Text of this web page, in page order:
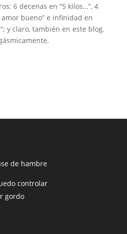
6 decenas en “5 kilos…”, 4
bueno” e infinidad en
y claro, también en este blog.
de hambre
controlar
gordo